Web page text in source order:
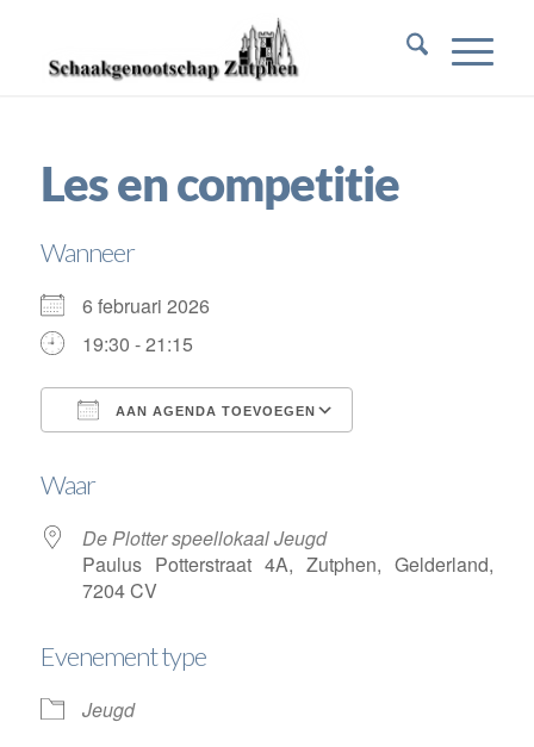
Les en competitie
Wanneer
6 februari 2026
19:30 - 21:15
AAN AGENDA TOEVOEGEN
Waar
De Plotter speellokaal Jeugd
Paulus Potterstraat 4A, Zutphen, Gelderland,
7204 CV
Evenement type
Jeugd